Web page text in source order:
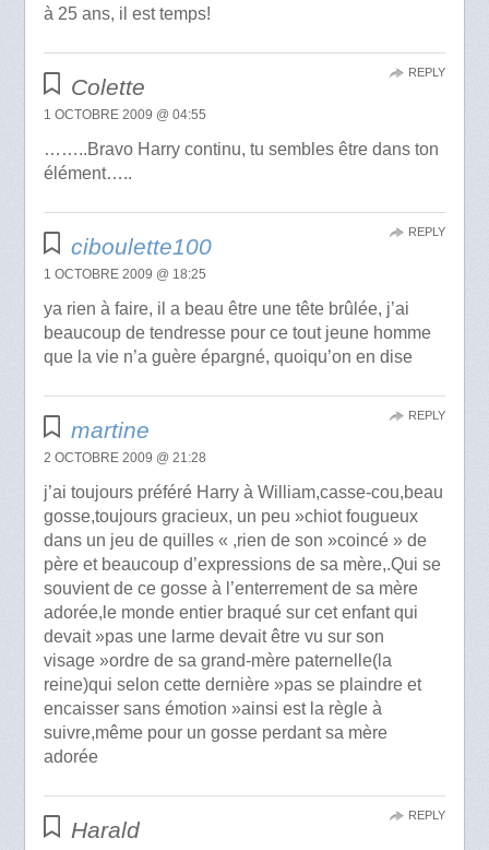
à 25 ans, il est temps!
Colette
1 OCTOBRE 2009 @ 04:55
……..Bravo Harry continu, tu sembles être dans ton
élément…..
REPLY
ciboulette100
1 OCTOBRE 2009 @ 18:25
ya rien à faire, il a beau être une tête brûlée, j’ai
beaucoup de tendresse pour ce tout jeune homme
que la vie n’a guère épargné, quoiqu’on en dise
REPLY
martine
2 OCTOBRE 2009 @ 21:28
j’ai toujours préféré Harry à William,casse-cou,beau
gosse,toujours gracieux, un peu »chiot fougueux
dans un jeu de quilles « ,rien de son »coincé » de
père et beaucoup d’expressions de sa mère,.Qui se
souvient de ce gosse à l’enterrement de sa mère
adorée,le monde entier braqué sur cet enfant qui
devait »pas une larme devait être vu sur son
visage »ordre de sa grand-mère paternelle(la
reine)qui selon cette dernière »pas se plaindre et
encaisser sans émotion »ainsi est la règle à
suivre,même pour un gosse perdant sa mère
adorée
REPLY
Harald
REPLY